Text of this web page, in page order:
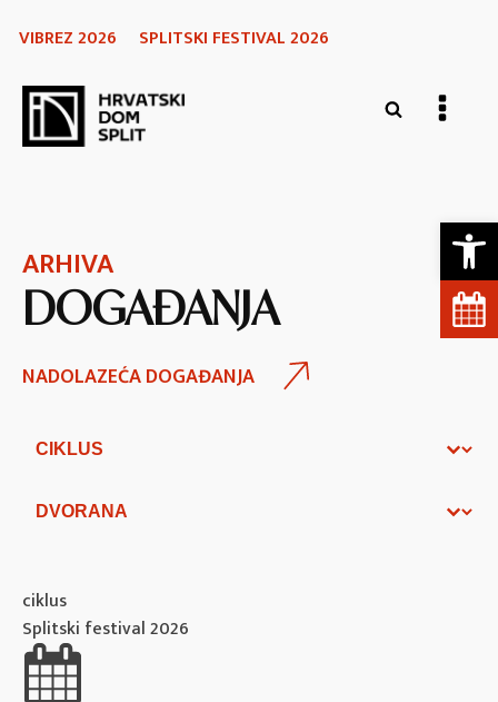
VIBREZ 2026 SPLITSKI FESTIVAL 2026
ARHIVA
DOGAĐANJA
NADOLAZEĆA DOGAĐANJA
Ciklusi
Dvorana
ciklus
Splitski festival 2026